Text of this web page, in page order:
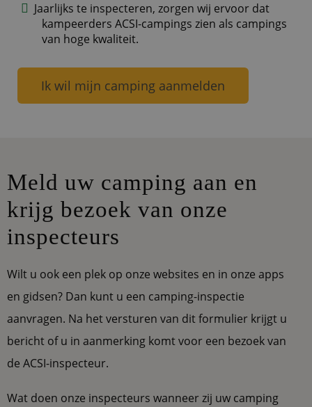
Jaarlijks te inspecteren, zorgen wij ervoor dat
kampeerders ACSI-campings zien als campings
van hoge kwaliteit.
Ik wil mijn camping aanmelden
Meld uw camping aan en
krijg bezoek van onze
inspecteurs
Wilt u ook een plek op onze websites en in onze apps
en gidsen? Dan kunt u een camping-inspectie
aanvragen. Na het versturen van dit formulier krijgt u
bericht of u in aanmerking komt voor een bezoek van
de ACSI-inspecteur.
Wat doen onze inspecteurs wanneer zij uw camping